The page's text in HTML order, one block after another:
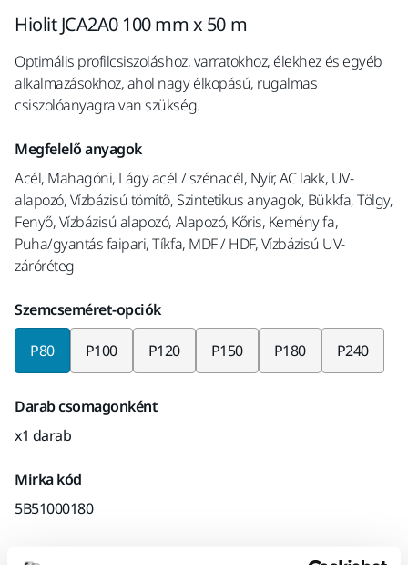
Hiolit JCA2A0 100 mm x 50 m
Optimális profilcsiszoláshoz, varratokhoz, élekhez és egyéb
alkalmazásokhoz, ahol nagy élkopású, rugalmas
csiszolóanyagra van szükség.
Megfelelő anyagok
Acél, Mahagóni, Lágy acél / szénacél, Nyír, AC lakk, UV-
alapozó, Vízbázisú tömítő, Szintetikus anyagok, Bükkfa, Tölgy,
Fenyő, Vízbázisú alapozó, Alapozó, Kőris, Kemény fa,
Puha/gyantás faipari, Tíkfa, MDF / HDF, Vízbázisú UV-
záróréteg
Szemcseméret-opciók
P80 P100 P120 P150 P180 P240
Darab csomagonként
x1 darab
Mirka kód
5B51000180